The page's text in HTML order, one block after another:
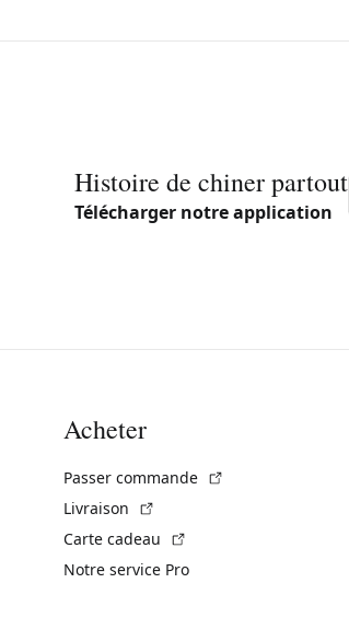
Histoire de chiner partout
Télécharger notre application
Acheter
Passer commande
Livraison
Carte cadeau
Notre service Pro